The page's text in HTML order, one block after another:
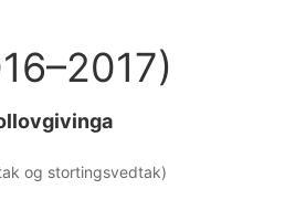
og stortingsvedtak)